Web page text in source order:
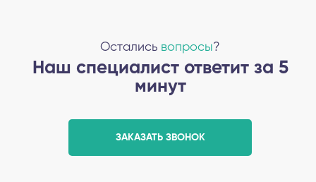
Остались вопросы?
Наш специалист ответит за 5
минут
ЗАКАЗАТЬ ЗВОНОК